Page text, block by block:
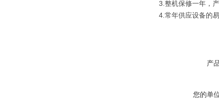
3.整机保修一年，
4.常年供应设备的
产
您的单